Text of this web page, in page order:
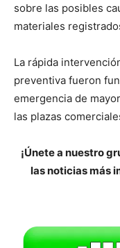
sobre las posibles
materiales
La rápida
preventiva fueron
emergencia de
las plazas
¡Únete a nuestro
las noticias más